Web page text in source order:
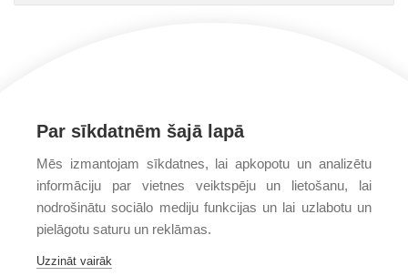
Par sīkdatnēm šajā lapā
Mēs izmantojam sīkdatnes, lai apkopotu un analizētu
informāciju par vietnes veiktspēju un lietošanu, lai
nodrošinātu sociālo mediju funkcijas un lai uzlabotu un
pielāgotu saturu un reklāmas.
Uzzināt vairāk